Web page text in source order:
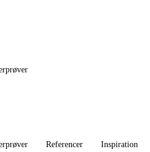
Referencer Inspiration